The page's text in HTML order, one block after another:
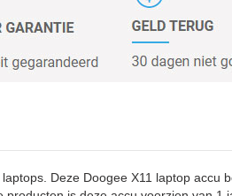
Deze Doogee X11 laptop accu